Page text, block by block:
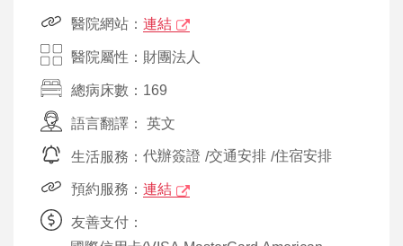
醫院網站： 連結
醫院屬性：財團法人
總病床數：169
語言翻譯： 英文
生活服務： 代辦簽證 /交通安排 /住宿安排
預約服務： 連結
友善支付：